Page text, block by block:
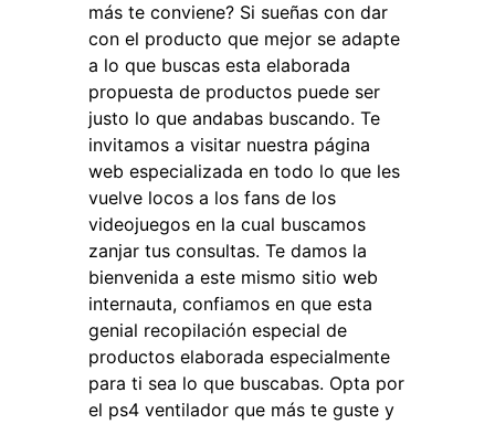
más te conviene? Si sueñas con dar
con el producto que mejor se adapte
a lo que buscas esta elaborada
propuesta de productos puede ser
justo lo que andabas buscando. Te
invitamos a visitar nuestra página
web especializada en todo lo que les
vuelve locos a los fans de los
videojuegos en la cual buscamos
zanjar tus consultas. Te damos la
bienvenida a este mismo sitio web
internauta, confiamos en que esta
genial recopilación especial de
productos elaborada especialmente
para ti sea lo que buscabas. Opta por
el ps4 ventilador que más te guste y